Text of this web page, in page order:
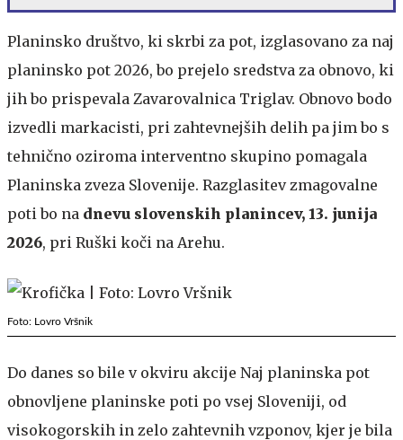
Planinsko društvo, ki skrbi za pot, izglasovano za naj
planinsko pot 2026, bo prejelo sredstva za obnovo, ki
jih bo prispevala Zavarovalnica Triglav. Obnovo bodo
izvedli markacisti, pri zahtevnejših delih pa jim bo s
tehnično oziroma interventno skupino pomagala
Planinska zveza Slovenije. Razglasitev zmagovalne
poti bo na dnevu slovenskih planincev, 13. junija
2026, pri Ruški koči na Arehu.
Foto: Lovro Vršnik
Do danes so bile v okviru akcije Naj planinska pot
obnovljene planinske poti po vsej Sloveniji, od
visokogorskih in zelo zahtevnih vzponov, kjer je bila